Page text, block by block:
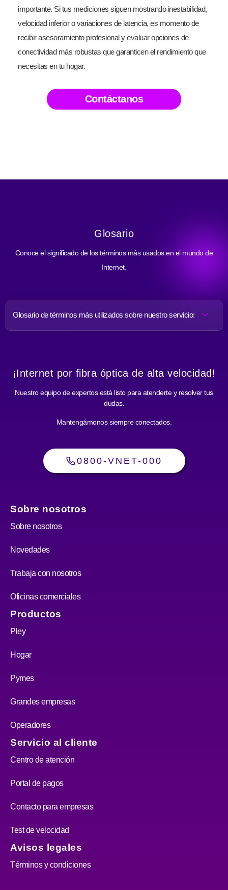
importante. Si tus mediciones siguen mostrando inestabilidad,
velocidad inferior o variaciones de latencia, es momento de
recibir asesoramiento profesional y evaluar opciones de
conectividad más robustas que garanticen el rendimiento que
necesitas en tu hogar.
Contáctanos
Glosario
Conoce el significado de los términos más usados en el mundo de
Internet.
Glosario de términos más utilizados sobre nuestro servicio:
¡Internet por fibra óptica de alta velocidad!
Nuestro equipo de expertos está listo para atenderte y resolver tus
dudas.
Mantengámonos siempre conectados.
0800-VNET-000
Sobre nosotros
Sobre nosotros
Novedades
Trabaja con nosotros
Oficinas comerciales
Productos
Pley
Hogar
Pymes
Grandes empresas
Operadores
Servicio al cliente
Centro de atención
Portal de pagos
Contacto para empresas
Test de velocidad
Avisos legales
Términos y condiciones